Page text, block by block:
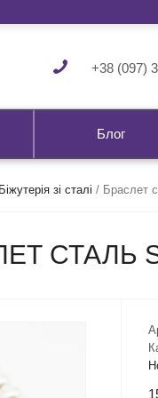
+38 (097)
Блог
Біжутерія зі сталі / Браслет
СТАЛЬ